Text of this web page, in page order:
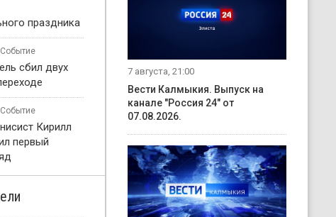
праздника
Событие
сбил двух
Событие
Кирилл
первый
7 августа, 21:00
Вести Калмыкия. Выпуск на
канале "Россия 24" от
07.08.2026.